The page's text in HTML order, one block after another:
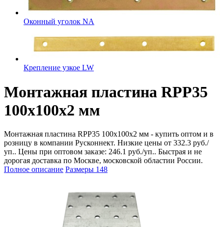
Оконный уголок NA
Крепление узкое LW
Монтажная пластина RPP35
100x100x2 мм
Монтажная пластина RPP35 100x100x2 мм - купить оптом и в
розницу в компании Русконнект. Низкие цены от 332.3 руб./
уп.. Цены при оптовом заказе: 246.1 руб./уп.. Быстрая и не
дорогая доставка по Москве, московской областии России.
Полное описание Размеры 148